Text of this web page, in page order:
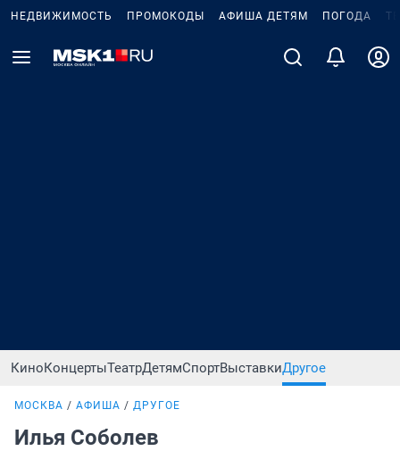
НЕДВИЖИМОСТЬ ПРОМОКОДЫ АФИША ДЕТЯМ ПОГОДА
КиноКонцертыТеатрДетямСпортВыставкиДругое
МОСКВА АФИША ДРУГОЕ
Илья Соболев